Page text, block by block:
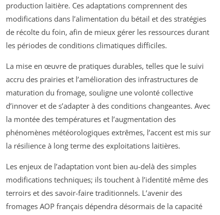
production laitière. Ces adaptations comprennent des
modifications dans l’alimentation du bétail et des stratégies
de récolte du foin, afin de mieux gérer les ressources durant
les périodes de conditions climatiques difficiles.
La mise en œuvre de pratiques durables, telles que le suivi
accru des prairies et l’amélioration des infrastructures de
maturation du fromage, souligne une volonté collective
d’innover et de s’adapter à des conditions changeantes. Avec
la montée des températures et l’augmentation des
phénomènes météorologiques extrêmes, l’accent est mis sur
la résilience à long terme des exploitations laitières.
Les enjeux de l’adaptation vont bien au-delà des simples
modifications techniques; ils touchent à l’identité même des
terroirs et des savoir-faire traditionnels. L’avenir des
fromages AOP français dépendra désormais de la capacité